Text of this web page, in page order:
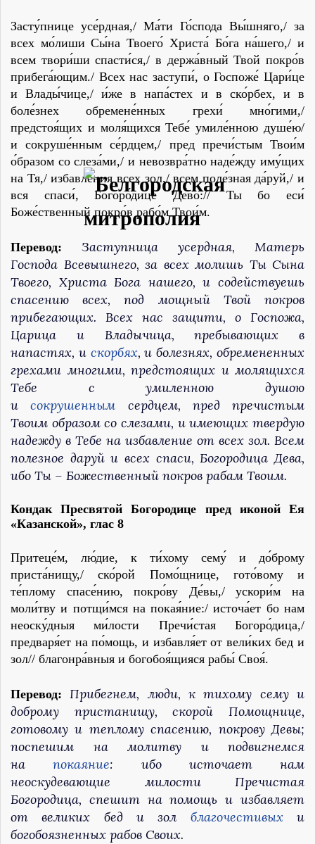
Засту́пнице усе́рдная,/ Ма́ти Го́спода Вы́шняго,/ за
всех мо́лиши Сы́на Твоего́ Христа́ Бо́га на́шего,/ и
всем твори́ши спасти́ся,/ в держа́вный Твой покро́в
прибега́ющим./ Всех нас заступи́, о Госпоже́ Цари́це
и Влады́чице,/ и́же в напа́стех и в ско́рбех, и в
боле́знех обремене́нных грехи́ мно́гими,/
предстоя́щих и моля́щихся Тебе́ умиле́нною душе́ю/
и сокруше́нным се́рдцем,/ пред пречи́стым Твои́м
о́бразом со слеза́ми,/ и невозвра́тно наде́жду иму́щих
на Тя,/ избавле́ния всех зол,/ всем поле́зная да́руй,/ и
вся спаси́, Богоро́дице Де́во:// Ты бо еси́
Боже́ственный покро́в рабо́м Твои́м.
Перевод:
Заступница усердная, Матерь
Господа Всевышнего, за всех молишь Ты Сына
Твоего, Христа Бога нашего, и содействуешь
спасению всех, под мощный Твой покров
прибегающих. Всех нас защити, о Госпожа,
Царица и Владычица, пребывающих в
напастях, и скорбях, и болезнях, обремененных
грехами многими, предстоящих и молящихся
Тебе с умиленною душою
и
сокрушенным
сердцем, пред пречистым
Твоим образом со слезами, и имеющих твердую
надежду в Тебе на избавление от всех зол. Всем
полезное даруй и всех спаси, Богородица Дева,
ибо Ты – Божественный покров рабам Твоим.
Кондак Пресвятой Богородице пред иконой Ея
«Казанской», глас 8
Притеце́м, лю́дие, к ти́хому сему́ и до́брому
приста́нищу,/ ско́рой Помо́щнице, гото́вому и
те́плому спасе́нию, покро́ву Де́вы,/ ускори́м на
моли́тву и потщи́мся на покая́ние:/ источа́ет бо нам
неоску́дныя ми́лости Пречи́стая Богоро́дица,/
предваря́ет на по́мощь, и избавля́ет от вели́ких бед и
зол// благонра́вныя и богобоя́щияся рабы́ Своя́.
Перевод:
Прибегнем, люди, к тихому сему и
доброму пристанищу, скорой Помощнице,
готовому и теплому спасению, покрову Девы;
поспешим на молитву и подвигнемся
на
покаяние: ибо источает нам
неоскудевающие милости Пречистая
Богородица, спешит на помощь и избавляет
от великих бед и зол
благочестивых
и
богобоязненных рабов Своих.